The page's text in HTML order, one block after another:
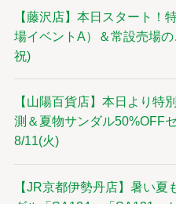
【藤沢店】本日スタート！
場イベントA）＆常設売場
祝)
【山陽百貨店】本日より特
測＆夏物サンダル50%OFF
8/11(火)
【JR京都伊勢丹店】暑い